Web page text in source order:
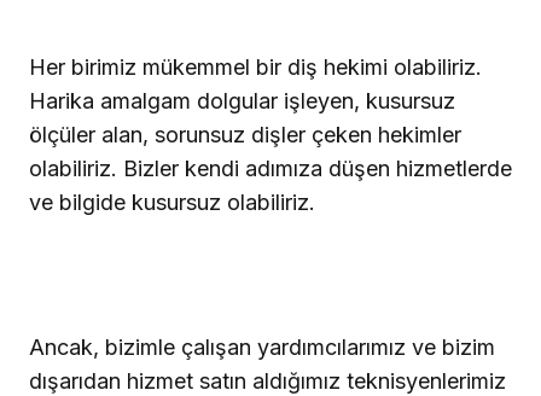
Her birimiz mükemmel bir diş hekimi olabiliriz.
Harika amalgam dolgular işleyen, kusursuz
ölçüler alan, sorunsuz dişler çeken hekimler
olabiliriz. Bizler kendi adımıza düşen hizmetlerde
ve bilgide kusursuz olabiliriz.
Ancak, bizimle çalışan yardımcılarımız ve bizim
dışarıdan hizmet satın aldığımız teknisyenlerimiz